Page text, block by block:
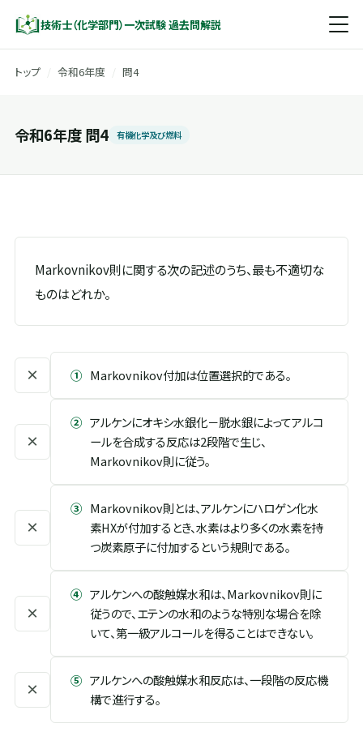
技術士（化学部門）一次試験 過去問解説
トップ 令和6年度 問4
令和6年度 問4 有機化学及び燃料
Markovnikov則に関する次の記述のうち、最も不適切な
ものはどれか。
× ① Markovnikov付加は位置選択的である。
×
② アルケンにオキシ水銀化－脱水銀によってアルコ
ールを合成する反応は2段階で生じ、
Markovnikov則に従う。
×
③ Markovnikov則とは、アルケンにハロゲン化水
素HXが付加するとき、水素はより多くの水素を持
つ炭素原子に付加するという規則である。
×
④ アルケンへの酸触媒水和は、Markovnikov則に
従うので、エテンの水和のような特別な場合を除
いて、第一級アルコールを得ることはできない。
× ⑤ アルケンへの酸触媒水和反応は、一段階の反応機
構で進行する。